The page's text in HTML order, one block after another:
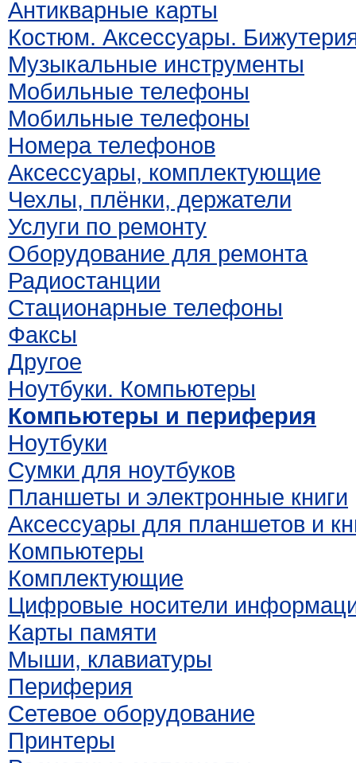
Антикварные карты
Костюм. Аксессуары.
Музыкальные инструменты
Мобильные телефоны
Мобильные телефоны
Номера телефонов
Аксессуары, комплектующие
Чехлы, плёнки, держатели
Услуги по ремонту
Оборудование для ремонта
Радиостанции
Стационарные телефоны
Факсы
Другое
Ноутбуки. Компьютеры
Компьютеры и периферия
Ноутбуки
Сумки для ноутбуков
Планшеты и электронные книги
Аксессуары для планшетов и
Компьютеры
Комплектующие
Цифровые носители
Карты памяти
Мыши, клавиатуры
Периферия
Сетевое оборудование
Принтеры